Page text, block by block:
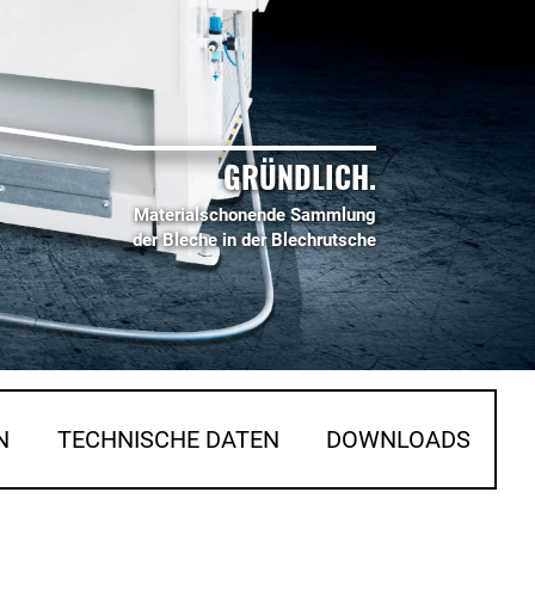
GRÜNDLICH.
Materialschonende Sammlung
der Bleche in der Blechrutsche
TECHNISCHE DATEN DOWNLOADS